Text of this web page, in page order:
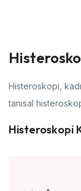
Histeroskopi,
tanısal
Histeroskopi